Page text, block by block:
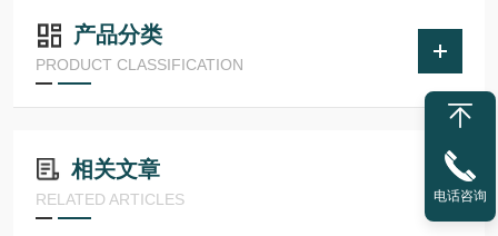
产品分类
PRODUCT CLASSIFICATION
相关文章
RELATED ARTICLES 电话咨询